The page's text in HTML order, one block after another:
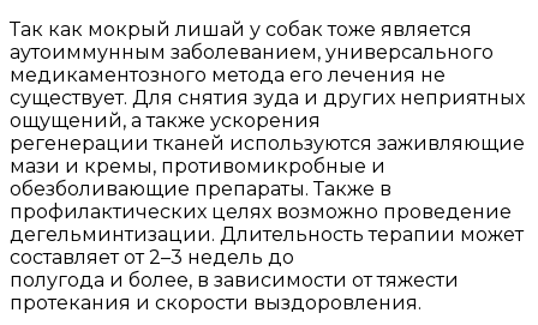
Так как мокрый лишай у собак тоже является
аутоиммунным заболеванием, универсального
медикаментозного метода его лечения не
существует. Для снятия зуда и других неприятных
ощущений, а также ускорения
регенерации тканей используются заживляющие
мази и кремы, противомикробные и
обезболивающие препараты. Также в
профилактических целях возможно проведение
дегельминтизации. Длительность терапии может
составляет от 2–3 недель до
полугода и более, в зависимости от тяжести
протекания и скорости выздоровления.